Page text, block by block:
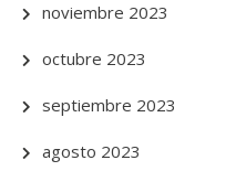
noviembre 2023
octubre 2023
septiembre 2023
agosto 2023